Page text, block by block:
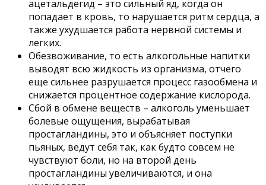
ацетальдегид – это сильный яд, когда он
попадает в кровь, то нарушается ритм сердца, а
также ухудшается работа нервной системы и
легких.
Обезвоживание, то есть алкогольные напитки
выводят всю жидкость из организма, отчего
еще сильнее разрушается процесс газообмена и
снижается процентное содержание кислорода.
Сбой в обмене веществ – алкоголь уменьшает
болевые ощущения, вырабатывая
простагландины, это и объясняет поступки
пьяных, ведут себя так, как будто совсем не
чувствуют боли, но на второй день
простагландины увеличиваются, и она